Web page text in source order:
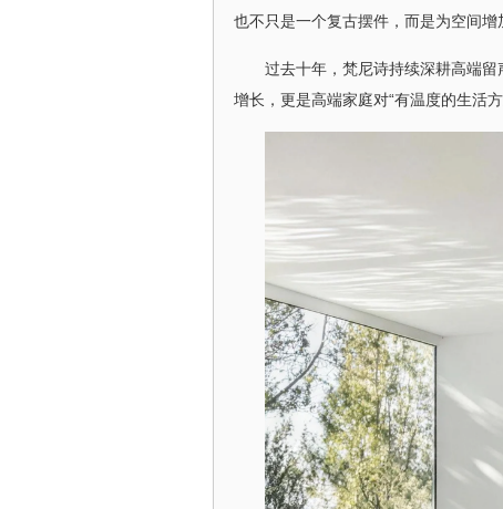
也不只是一个复古摆件，而是为空间增
过去十年，梵尼诗持续深耕高端
增长，更是高端家庭对“有温度的生活方